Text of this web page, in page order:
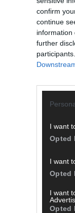
confirm
continue
information
further
I want
Opted
I want
Opted
I want
Opted